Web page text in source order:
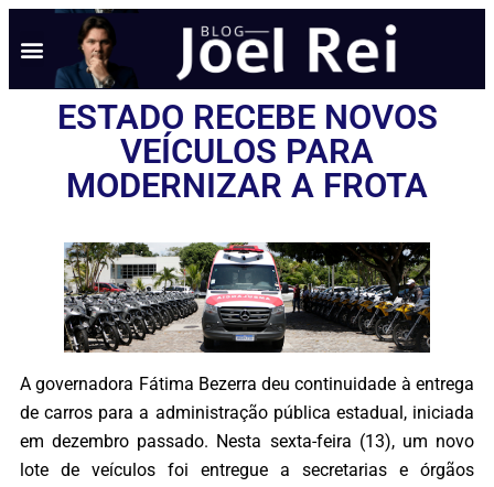
ESTADO RECEBE NOVOS
VEÍCULOS PARA
MODERNIZAR A FROTA
A governadora Fátima Bezerra deu continuidade à entrega
de carros para a administração pública estadual, iniciada
em dezembro passado. Nesta sexta-feira (13), um novo
lote de veículos foi entregue a secretarias e órgãos